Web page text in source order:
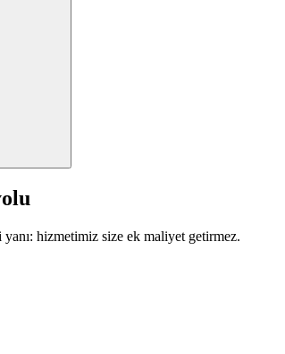
hizmetimiz size ek maliyet getirmez.